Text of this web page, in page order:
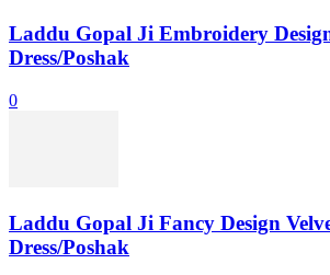
Laddu Gopal Ji Embroidery
Dress/Poshak
0
Laddu Gopal Ji Fancy Design
Dress/Poshak